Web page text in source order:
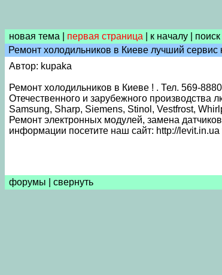
новая тема первая страница к началу поиск
Ремонт холодильников в Киеве лучший сервис
Автор: kupaka
Ремонт холодильников в Киеве ! . Тел. 569-
Отечественного и зарубежного производства
Samsung, Sharp, Siemens, Stinol, Vestfrost,
Ремонт электронных модулей, замена
информации посетите наш сайт: http://
форумы свернуть